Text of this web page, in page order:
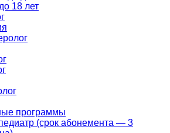
18 лет
программы
(срок абонемента — 3